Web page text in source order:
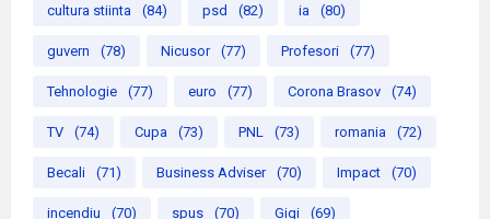
cultura stiinta (84) psd (82) ia (80)
guvern (78) Nicusor (77) Profesori (77)
Tehnologie (77) euro (77) Corona Brasov (74)
TV (74) Cupa (73) PNL (73) romania (72)
Becali (71) Business Adviser (70) Impact (70)
incendiu (70) spus (70) Gigi (69)